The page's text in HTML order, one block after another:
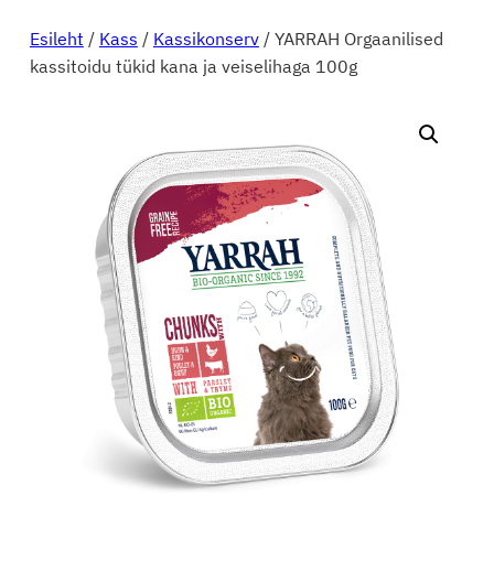
Esileht / Kass / Kassikonserv/ YARRAH Orgaanilised
kassitoidu tükid kana ja veiselihaga 100g